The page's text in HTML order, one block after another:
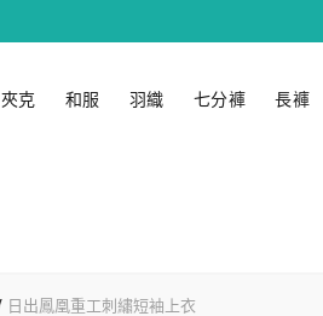
夾克 和服 羽織 七分褲 長褲
日出鳳凰重工刺繡短袖上衣